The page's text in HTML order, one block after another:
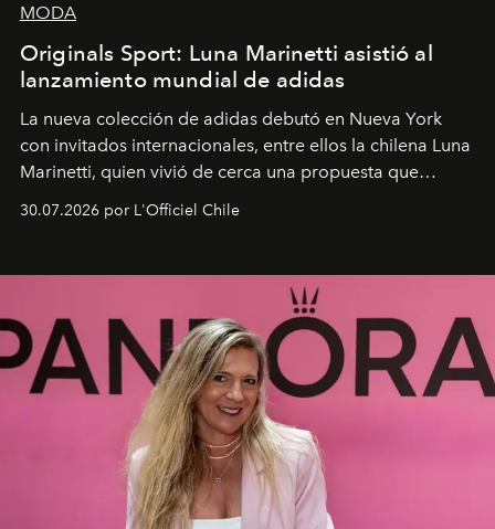
MODA
Originals Sport: Luna Marinetti asistió al
lanzamiento mundial de adidas
La nueva colección de adidas debutó en Nueva York
con invitados internacionales, entre ellos la chilena Luna
Marinetti, quien vivió de cerca una propuesta que
fusiona moda y rendimiento.
30.07.2026 por L'Officiel Chile